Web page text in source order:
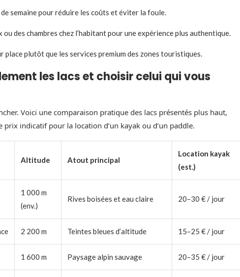
semaine pour réduire les coûts et éviter la foule.
des chambres chez l’habitant pour une expérience plus authentique.
place plutôt que les services premium des zones touristiques.
les lacs et choisir celui qui vous
Voici une comparaison pratique des lacs présentés plus haut,
indicatif pour la location d’un kayak ou d’un paddle.
Altitude Atout principal
Location kayak
(est.)
1 000 m
(env.)
Rives boisées et eau claire 20–30 € / jour
2 200 m Teintes bleues d’altitude 15–25 € / jour
1 600 m Paysage alpin sauvage 20–35 € / jour